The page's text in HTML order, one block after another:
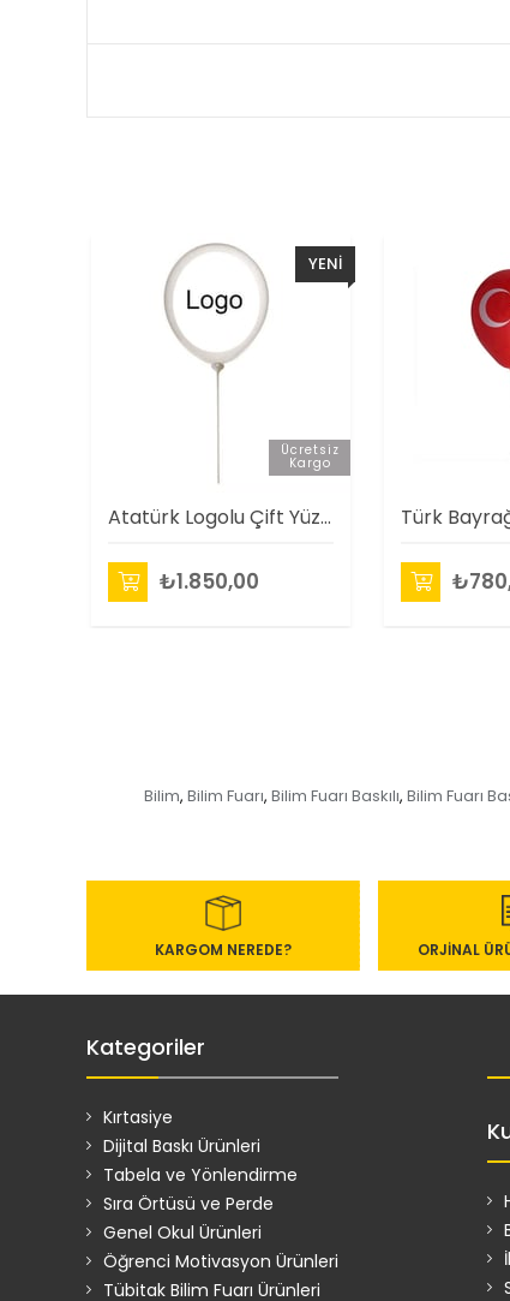
Atatürk Logolu Çift Yüz Baskılı Balon (100 Adet )
₺1.850,00
Ücretsiz
Kargo
YENI
Bilim, Bilim Fuarı, Bilim Fuarı Baskılı, Bilim Fuarı
KARGOM NEREDE? ORJİNAL
Kategoriler
Kırtasiye
Dijital Baskı Ürünleri
Tabela ve Yönlendirme
Sıra Örtüsü ve Perde
Genel Okul Ürünleri
Öğrenci Motivasyon Ürünleri
Tübitak Bilim Fuarı Ürünleri